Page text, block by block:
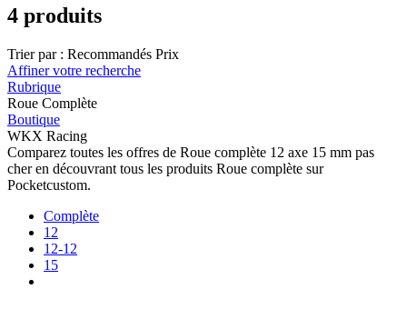
4 produits
Trier par : Recommandés Prix
Affiner votre recherche
Rubrique
Roue Complète
Boutique
WKX Racing
Comparez toutes les offres de Roue complète 12 axe 15 mm pas
cher en découvrant tous les produits Roue complète sur
Pocketcustom.
Complète
12
12-12
15